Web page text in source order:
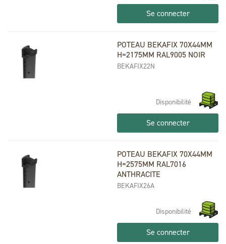
Se connecter
POTEAU BEKAFIX 70X44MM
H=2175MM RAL9005 NOIR
BEKAFIX22N
Disponibilité
Se connecter
POTEAU BEKAFIX 70X44MM
H=2575MM RAL7016
ANTHRACITE
BEKAFIX26A
Disponibilité
Se connecter